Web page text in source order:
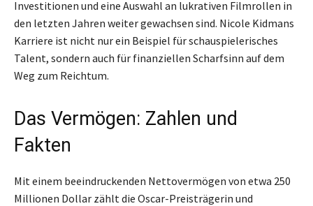
Investitionen und eine Auswahl an lukrativen Filmrollen in
den letzten Jahren weiter gewachsen sind. Nicole Kidmans
Karriere ist nicht nur ein Beispiel für schauspielerisches
Talent, sondern auch für finanziellen Scharfsinn auf dem
Weg zum Reichtum.
Das Vermögen: Zahlen und
Fakten
Mit einem beeindruckenden Nettovermögen von etwa 250
Millionen Dollar zählt die Oscar-Preisträgerin und